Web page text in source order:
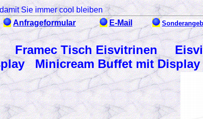
damit Sie immer cool bleiben
Anfrageformular E-Mail
Framec Tisch Eisvitrinen
Minicream Buffet mit Display